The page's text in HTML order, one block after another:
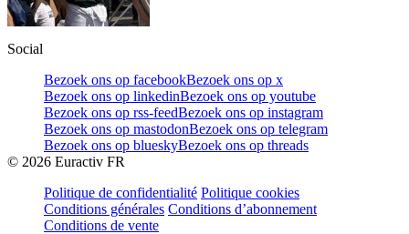
Social
Bezoek ons op facebookBezoek ons op x
Bezoek ons op linkedinBezoek ons op youtube
Bezoek ons op rss-feedBezoek ons op instagram
Bezoek ons op mastodonBezoek ons op telegram
Bezoek ons op blueskyBezoek ons op threads
© 2026 Euractiv FR
Politique de confidentialité Politique cookies
Conditions générales Conditions d’abonnement
Conditions de vente